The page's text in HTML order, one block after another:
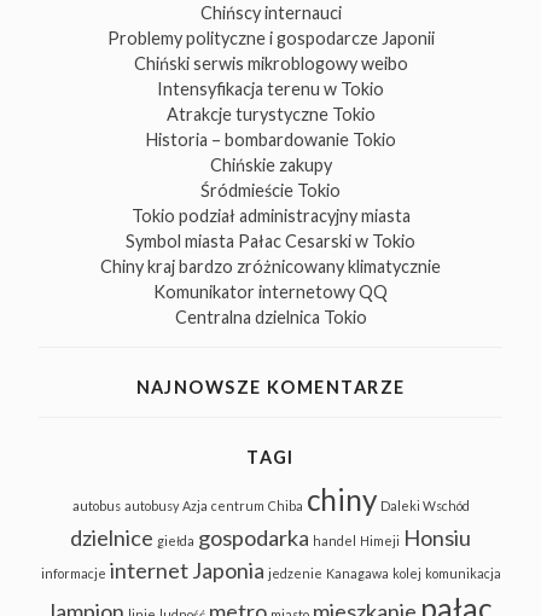
Chińscy internauci
Problemy polityczne i gospodarcze Japonii
Chiński serwis mikroblogowy weibo
Intensyfikacja terenu w Tokio
Atrakcje turystyczne Tokio
Historia – bombardowanie Tokio
Chińskie zakupy
Śródmieście Tokio
Tokio podział administracyjny miasta
Symbol miasta Pałac Cesarski w Tokio
Chiny kraj bardzo zróżnicowany klimatycznie
Komunikator internetowy QQ
Centralna dzielnica Tokio
NAJNOWSZE KOMENTARZE
TAGI
autobus autobusy Azja centrum Chiba chiny Daleki Wschód
dzielnice giełda gospodarka handel Himeji Honsiu
informacje internet Japonia jedzenie Kanagawa kolej komunikacja
pałac